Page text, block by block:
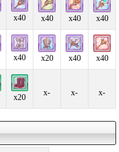
x40 x40 x40 x40
x40 x20 x40 x40
x20
x- x- x-